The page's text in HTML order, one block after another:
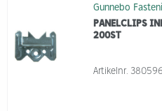
Gunnebo
PANELCLIPS
200ST
Artikelnr.